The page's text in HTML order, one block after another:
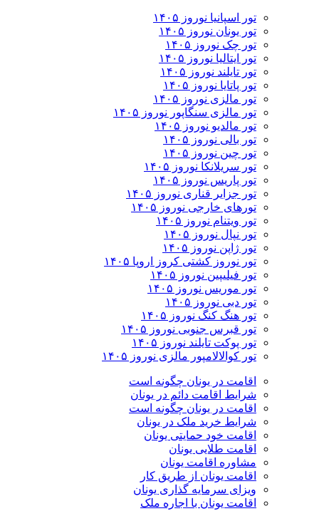
تور اسپانیا نوروز ۱۴۰۵
تور یونان نوروز ۱۴۰۵
تور چک نوروز ۱۴۰۵
تور ایتالیا نوروز ۱۴۰۵
تور تایلند نوروز ۱۴۰۵
تور پاتایا نوروز ۱۴۰۵
تور مالزی نوروز ۱۴۰۵
تور مالزی سنگاپور نوروز ۱۴۰۵
تور مالدیو نوروز ۱۴۰۵
تور بالی نوروز ۱۴۰۵
تور چين نوروز ۱۴۰۵
تور سریلانکا نوروز ۱۴۰۵
تور پاریس نوروز ۱۴۰۵
تور جزایر قناری نوروز ۱۴۰۵
تورهای خارجی نوروز ۱۴۰۵
تور ویتنام نوروز ۱۴۰۵
تور نپال نوروز ۱۴۰۵
تور ژاپن نوروز ۱۴۰۵
تور نوروز کشتی کروز اروپا ۱۴۰۵
تور فیلیپین نوروز ۱۴۰۵
تور موریس نوروز ۱۴۰۵
تور دبی نوروز ۱۴۰۵
تور هنگ کنگ نوروز ۱۴۰۵
تور قبرس جنوبی نوروز ۱۴۰۵
تور پوکت تایلند نوروز ۱۴۰۵
تور کوالالامپور مالزی نوروز ۱۴۰۵
اقامت در یونان چگونه است
شرایط اقامت دائم در یونان
اقامت در یونان چگونه است
شرایط خرید ملک در یونان
اقامت خود حمایتی یونان
اقامت طلایی یونان
مشاوره اقامت یونان
اقامت یونان از طریق کار
ویزای سرمایه گذاری یونان
اقامت یونان با اجاره ملک